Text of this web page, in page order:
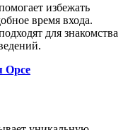
избежать
время входа.
для знакомства
Орсе